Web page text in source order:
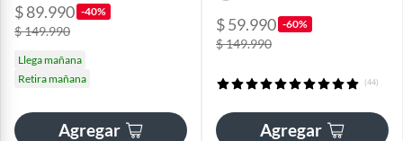
$ 89.990 -40%
$ 149.990
Llega mañana
Retira mañana
Agregar
$ 59.990 -60%
$ 149.990
(44)
Agregar